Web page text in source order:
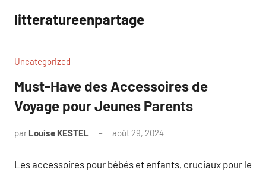
contenu
litteratureenpartage
Uncategorized
Must-Have des Accessoires de
Voyage pour Jeunes Parents
par Louise KESTEL août 29, 2024
Les accessoires pour bébés et enfants, cruciaux pour le